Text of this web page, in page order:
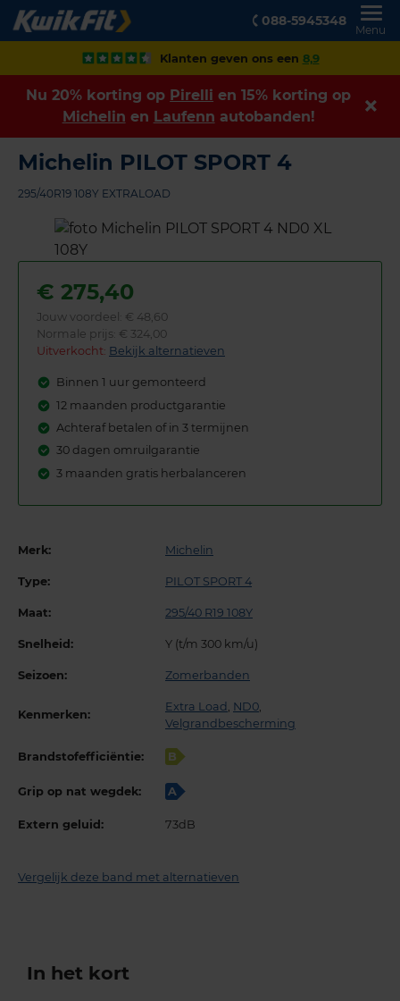
088-5945348
Menu
Klanten geven ons een 8,9
Nu 20% korting op Pirelli en 15% korting op
Michelin en Laufenn autobanden!
Michelin PILOT SPORT 4
295/40R19 108Y EXTRALOAD
€ 275,40
Jouw voordeel: € 48,60
Normale prijs: € 324,00
Uitverkocht: Bekijk alternatieven
Binnen 1 uur gemonteerd
12 maanden productgarantie
Achteraf betalen of in 3 termijnen
30 dagen omruilgarantie
3 maanden gratis herbalanceren
Merk: Michelin
Type: PILOT SPORT 4
Maat: 295/40 R19 108Y
Snelheid: Y (t/m 300 km/u)
Seizoen: Zomerbanden
Kenmerken:
Extra Load , ND0,
Velgrandbescherming
Brandstofefficiëntie: B
Grip op nat wegdek: A
Extern geluid: 73dB
Vergelijk deze band met alternatieven
In het kort